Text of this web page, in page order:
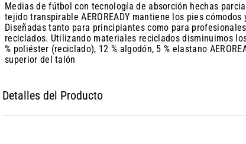
Medias de fútbol con tecnología de absorción hechas
tejido transpirable AEROREADY mantiene los pies
Diseñadas tanto para principiantes como para
reciclados. Utilizando materiales reciclados disminuimos
% poliéster (reciclado), 12 % algodón, 5 % elastano
superior del talón
Detalles del Producto